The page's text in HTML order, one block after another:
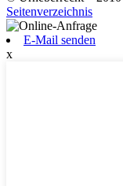
Seitenverzeichnis
E-Mail senden
x